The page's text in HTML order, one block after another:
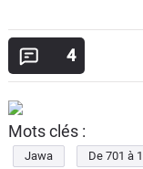
4
Mots clés :
Jawa De 701 à